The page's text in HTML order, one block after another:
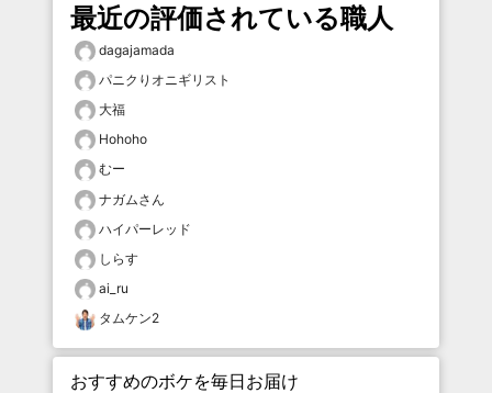
最近の評価されている職人
dagajamada
パニクりオニギリスト
大福
Hohoho
むー
ナガムさん
ハイパーレッド
しらす
ai_ru
タムケン2
おすすめのボケを毎日お届け